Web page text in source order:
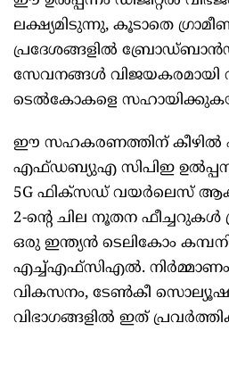
ലക്ഷ്യമിടുന്നു, കൂടാതെ
പ്രദേശങ്ങളിൽ ബ്രോഡ്‌ബാൻഡ്
സേവനങ്ങൾ വിജയകരമായി
ടെൽകോകളെ
ഈ സഹകരണത്തിന് കീഴിൽ
എഫ്ഡബ്യുഎ സിപിഇ
5G ഫിക്സഡ് വയർലെസ്
2-ന്റെ ചില നൂതന
ഒരു ഇന്ത്യൻ ടെലികോം
എച്ച്എഫ്സിഎൽ.
വികസനം, ടേൺകീ
വിഭാഗങ്ങളിൽ ഇത്